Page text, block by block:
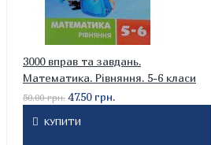
3000 вправ та завдань.
Математика. Рівняння. 5-6 класи
50.00 грн. 47.50 грн.
КУПИТИ